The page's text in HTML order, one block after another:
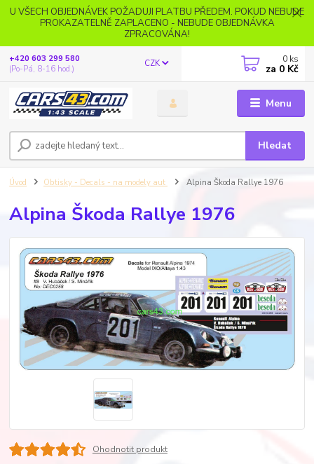
U VŠECH OBJEDNÁVEK POŽADUJI PLATBU PŘEDEM. POKUD NEBUDE
PROKAZATELNĚ ZAPLACENO - NEBUDE OBJEDNÁVKA
ZPRACOVÁNA!
Menu
CZK
Hledat
+420 603 299 580
(Po-Pá, 8-16 hod.)
0 ks
za 0 Kč
Úvod Obtisky - Decals - na modely aut Alpina Škoda Rallye 1976
Alpina Škoda Rallye 1976
Ohodnotit produkt